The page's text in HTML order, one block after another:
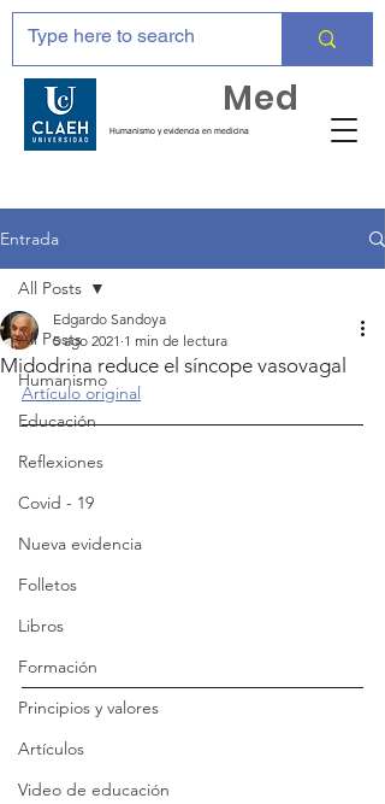
Humanismo y evidencia en medicina
Med
Entrada
All Posts
Humanismo
Educación
Reflexiones
Covid - 19
Nueva evidencia
Folletos
Libros
Formación
Principios y valores
Artículos
Video de educación
All Posts
Midodrina reduce el síncope vasovagal
Edgardo Sandoya
5 ago 2021 1 min de lectura
Artículo original